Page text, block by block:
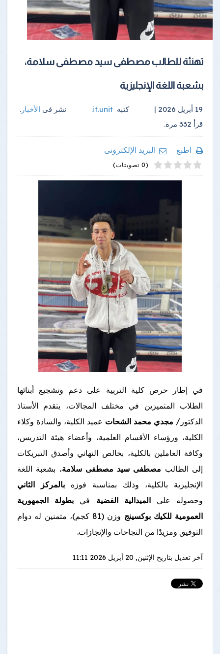
تهنئة للطالب مصطفى سيد مصطفى سلامة،
بشعبة اللغة الإنجليزية
19 أبريل 2026 | كتبه it.unit
. نشر فى الأخبار .
قرأ 332 مرة.
اطبع
البريد الإلكترونى
1
2
3
4
5 (0 تصويتات)
في إطار حرص كلية التربية على دعم وتشجيع أبنائها
الطلاب المتميزين في مختلف المجالات، يتقدم الأستاذ
الدكتور/ مجدي محمد الشحات عميد الكلية، والسادة وكلاء
الكلية، ورؤساء الأقسام العلمية، وأعضاء هيئة التدريس،
وكافة العاملين بالكلية، بخالص التهاني وأصدق التبريكات
إلى الطالب مصطفى سيد مصطفى سلامة، بشعبة اللغة
الإنجليزية بالكلية، وذلك بمناسبة فوزه بالمركز الثاني
وحصوله علىالميدالية الفضية في بطولة الجمهورية
العمومية للكيك بوكسينج
وزن (81 كجم)، متمنين له دوام
التوفيق ومزيدًا من النجاحات والإنجازات.
آخر تعديل بتاريخ الإثنين, 20 أبريل 2026 11:11